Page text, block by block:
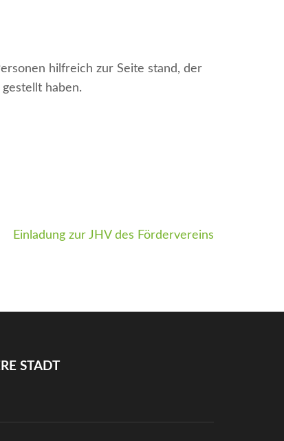
hilfreich zur Seite stand, der
haben.
Einladung zur JHV des Fördervereins
STADT